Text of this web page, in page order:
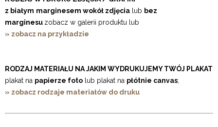
z białym marginesem wokół zdjęcia lub bez
marginesu zobacz w galerii produktu lub
» zobacz na przykładzie
RODZAJ MATERIAŁU NA JAKIM WYDRUKUJEMY TWÓJ PLAKAT
plakat na papierze foto lub plakat na płótnie canvas;
» zobacz rodzaje materiałów do druku